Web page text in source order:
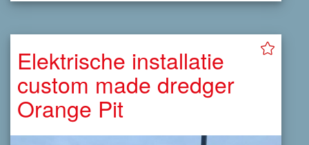
Elektrische installatie
custom made dredger
Orange Pit